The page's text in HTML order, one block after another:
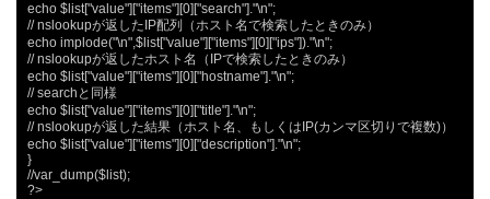
echo $list["value"]["items"][0]["search"]."\n";
// nslookupが返したIP配列（ホスト名で検索したときのみ）
echo implode("\n",$list["value"]["items"][0]["ips"])."\n";
// nslookupが返したホスト名（IPで検索したときのみ）
echo $list["value"]["items"][0]["hostname"]."\n";
// searchと同様
echo $list["value"]["items"][0]["title"]."\n";
// nslookupが返した結果（ホスト名、もしくはIP(カンマ区切りで複数)）
echo $list["value"]["items"][0]["description"]."\n";
}
//var_dump($list);
?>